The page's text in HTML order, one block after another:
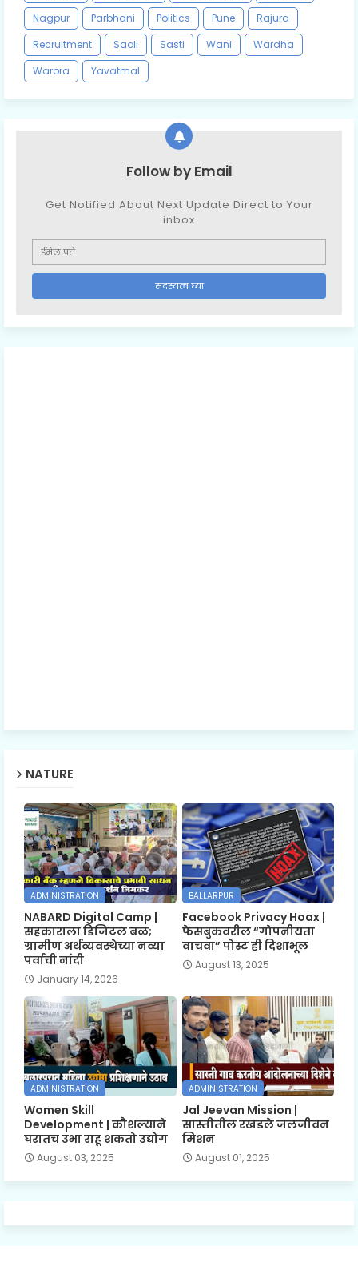
Nagpur
Parbhani Politics Pune
Rajura
Recruitment
Saoli Sasti Wani
Wardha
Warora
Yavatmal
Follow by Email
Get Notified About Next Update Direct to Your
inbox
NATURE
ADMINISTRATION
NABARD Digital Camp |
सहकाराला डिजिटल बळ;
ग्रामीण अर्थव्यवस्थेच्या नव्या
पर्वाची नांदी
January 14, 2026
BALLARPUR
Facebook Privacy Hoax |
फेसबुकवरील “गोपनीयता
वाचवा” पोस्ट ही दिशाभूल
August 13, 2025
ADMINISTRATION
Women Skill
Development | कौशल्याने
घरातच उभा राहू शकतो उद्योग
August 03, 2025
ADMINISTRATION
Jal Jeevan Mission |
सास्तीतील रखडले जलजीवन
मिशन
August 01, 2025